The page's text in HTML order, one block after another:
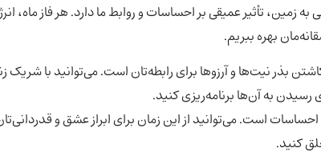
زمین، تأثیر عمیقی بر احساسات و روابط ما دارد. هر فاز ماه،
بهره ببریم.
بذر نیت‌ها و آرزوها برای رابطه‌تان است. می‌توانید با شریک
به آن‌ها برنامه‌ریزی کنید.
احساسات است. می‌توانید از این زمان برای ابراز عشق و
کنید.